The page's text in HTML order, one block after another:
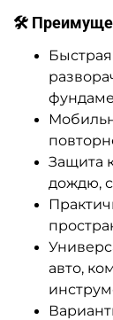
🛠
Защита
дождю,
авто,